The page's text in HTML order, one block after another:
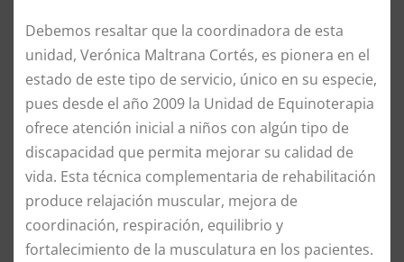
Debemos resaltar que la coordinadora de esta
unidad, Verónica Maltrana Cortés, es pionera en el
estado de este tipo de servicio, único en su especie,
pues desde el año 2009 la Unidad de Equinoterapia
ofrece atención inicial a niños con algún tipo de
discapacidad que permita mejorar su calidad de
vida. Esta técnica complementaria de rehabilitación
produce relajación muscular, mejora de
coordinación, respiración, equilibrio y
fortalecimiento de la musculatura en los pacientes.